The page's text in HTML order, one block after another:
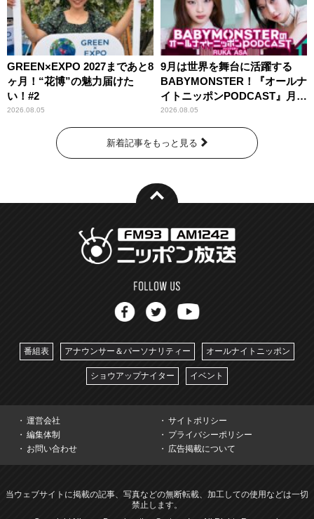
GREEN×EXPO 2027まであと8
ヶ月！“花博”の魅力届けた
い！#2
2026.08.05
9月は世界を舞台に活躍する
BABYMONSTER！『オールナ
イトニッポンPODCAST』月替
わりパーソナリティ
2026.08.05
新着記事をもっと見る
番組表 アナウンサー＆パーソナリティー オールナイトニッポン
ショウアップナイター イベント
運営会社
サイトポリシー
編集体制
プライバシーポリシー
お問い合わせ
広告掲載について
当ウェブサイトに掲載の記事、写真などの無断転載、加工しての使用などは一切
禁止します。